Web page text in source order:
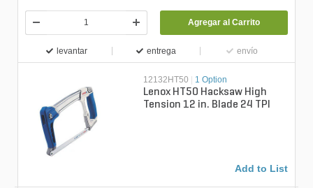
Agregar al Carrito
levantar entrega envío
12132HT50 1 Option
Lenox HT50 Hacksaw High
Tension 12 in. Blade 24 TPI
Add to List